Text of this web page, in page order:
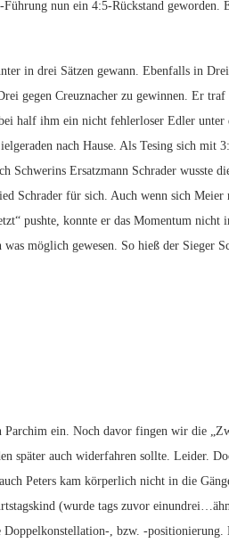
nun ein 4:5-Rückstand geworden.
in drei Sätzen gewann. Ebenfalls in Drei
gegen Creuznacher zu gewinnen. Er traf
half ihm ein nicht fehlerloser Edler unter
nach Hause. Als Tesing sich mit
Ersatzmann Schrader wusste
Schrader für sich. Auch wenn sich
pushte, konnte er das Momentum nicht
möglich gewesen. So hieß der Sieger
ein. Noch davor fingen wir die
später auch widerfahren sollte. Leider.
Peters kam körperlich nicht in die
(wurde tags zuvor
, bzw. -positionierung.